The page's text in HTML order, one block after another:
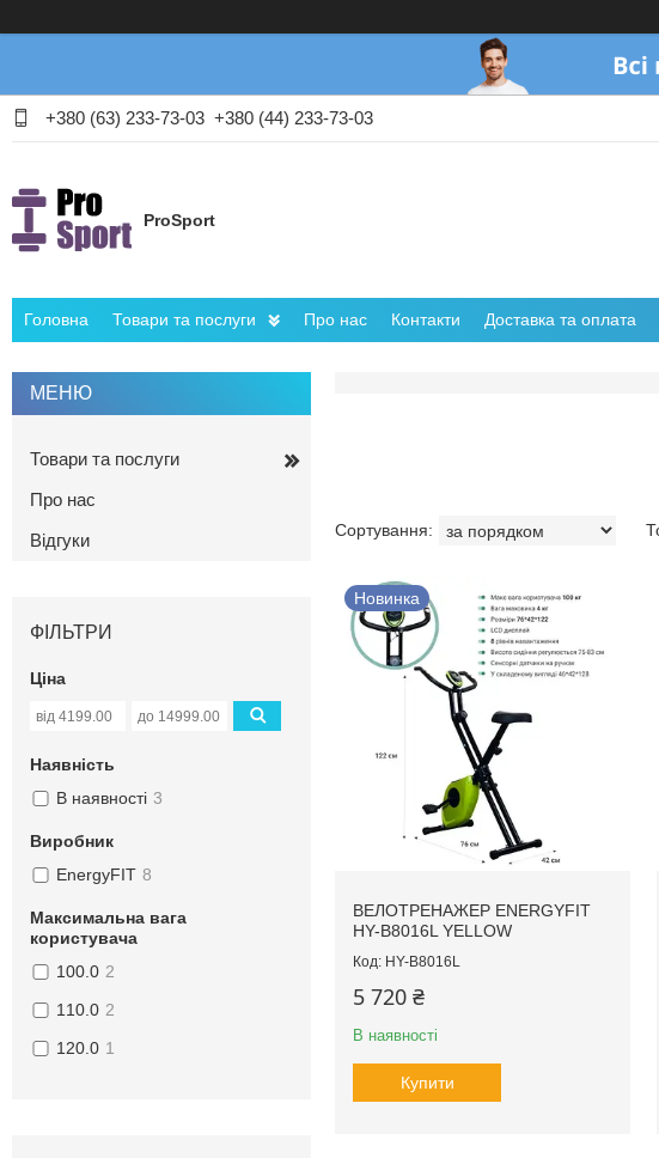
+380 (63) 233-73-03 +380 (44) 233-73-03
ProSport
Головна Товари та послуги Про нас Контакти Доставка та оплата
Новинка
ВЕЛОТРЕНАЖЕР ENERGYFIT
HY-B8016L YELLOW
HY-B8016L
5 720 ₴
В наявності
Купити
Товари та послуги
Про нас
Відгуки
ФІЛЬТРИ
Ціна
Наявність
В наявності 3
Виробник
EnergyFIT 8
Максимальна вага
користувача
100.0 2
110.0 2
120.0 1